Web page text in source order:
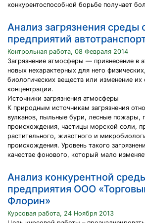
конкурентоспособной борьбе получает
Анализ загрязнения среды
предприятий
Контрольная работа, 08 Февраля 2014
Загрязнение атмосферы — привнесение в
новых нехарактерных для него
биологических веществ или изменение их
концентрации.
Источники загрязнения атмосферы
К природным источникам загрязнения
вулканов, пыльные бури, лесные пожары,
происхождения, частицы морской соли,
растительного, животного и
происхождения. Уровень такого
качестве фонового, который мало
Анализ конкурентной
предприятия ООО
Флорин»
Курсовая работа, 24 Ноября 2013